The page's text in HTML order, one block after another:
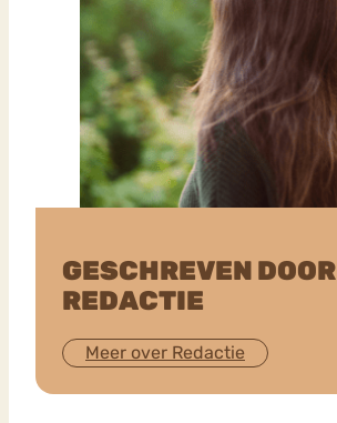
GESCHREVEN DOOR
REDACTIE
Meer over Redactie